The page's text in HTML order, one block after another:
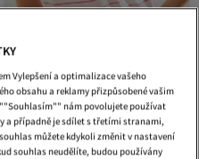
Bianco Lucci
Dámské pruhované
tričko s kulatým výstřihem 60241002
4.2 (29)
Nejnižší cena za 30 dní
Doprava zdarma nad 500 Kč
Nejnižší cena za 30 dní
235 Kč
Vylepšení a optimalizace vašeho
obsahu a reklamy přizpůsobené vašim
nám povolujete používat
a případně je sdílet s třetími stranami,
můžete kdykoli změnit v nastavení
souhlas neudělíte, budou používány